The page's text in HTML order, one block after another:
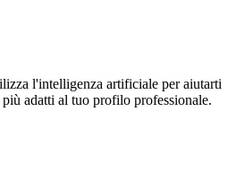
l'intelligenza artificiale per aiutarti
adatti al tuo profilo professionale.